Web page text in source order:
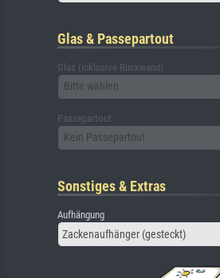
Glas & Passepartout
Glas (inklusive Rückwand)
Bitte wählen
Passepartout
Kein Passepartout
Sonstiges & Extras
Aufhängung
Zackenaufhänger (gesteckt)